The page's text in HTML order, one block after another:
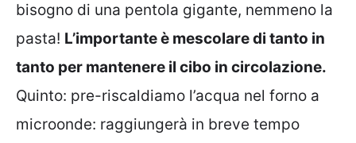
bisogno di una pentola gigante, nemmeno la
pasta! L’importante è mescolare di tanto in
tanto per mantenere il cibo in circolazione.
Quinto: pre-riscaldiamo l’acqua nel forno a
microonde: raggiungerà in breve tempo